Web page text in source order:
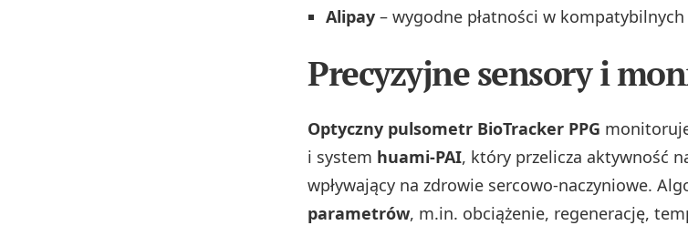
Alipay – wygodne płatności w
Precyzyjne sensory i
Optyczny pulsometr BioTracker PPG
i system huami-PAI, który przelicza aktywność
wpływający na zdrowie sercowo-naczyniowe.
parametrów, m.in. obciążenie, regenerację,